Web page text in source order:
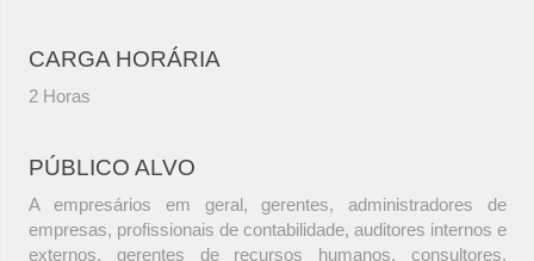
CARGA HORÁRIA
2 Horas
PÚBLICO ALVO
A empresários em geral, gerentes, administradores de
empresas, profissionais de contabilidade, auditores internos e
externos, gerentes de recursos humanos, consultores,